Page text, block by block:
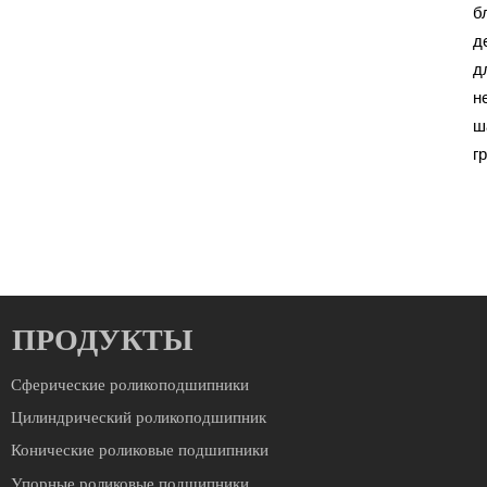
ПРОДУКТЫ
Сферические роликоподшипники
Цилиндрический роликоподшипник
Конические роликовые подшипники
Упорные роликовые подшипники